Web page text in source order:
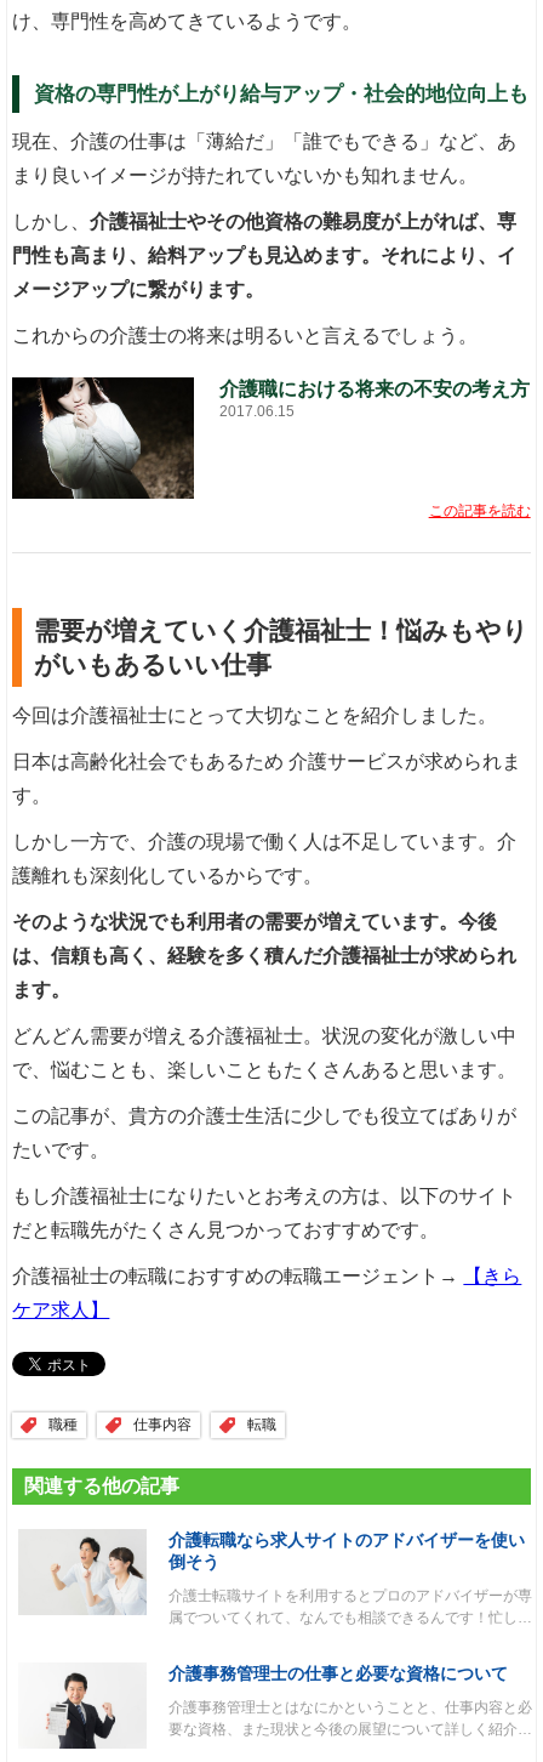
け、専門性を高めてきているようです。
資格の専門性が上がり給与アップ・社会的地位向上も
現在、介護の仕事は「薄給だ」「誰でもできる」など、あ
まり良いイメージが持たれていないかも知れません。
しかし、介護福祉士やその他資格の難易度が上がれば、専
門性も高まり、給料アップも見込めます。それにより、イ
メージアップに繋がります。
これからの介護士の将来は明るいと言えるでしょう。
介護職における将来の不安の考え方
2017.06.15
この記事を読む
需要が増えていく介護福祉士！悩みもやり
がいもあるいい仕事
今回は介護福祉士にとって大切なことを紹介しました。
日本は高齢化社会でもあるため 介護サービスが求められま
す。
しかし一方で、介護の現場で働く人は不足しています。介
護離れも深刻化しているからです。
そのような状況でも利用者の需要が増えています。今後
は、信頼も高く、経験を多く積んだ介護福祉士が求められ
ます。
どんどん需要が増える介護福祉士。状況の変化が激しい中
で、悩むことも、楽しいこともたくさんあると思います。
この記事が、貴方の介護士生活に少しでも役立てばありが
たいです。
もし介護福祉士になりたいとお考えの方は、以下のサイト
だと転職先がたくさん見つかっておすすめです。
介護福祉士の転職におすすめの転職エージェント→
【きら
ケア求人】
職種 仕事内容 転職
関連する他の記事
介護転職なら求人サイトのアドバイザーを使い
倒そう
介護士転職サイトを利用するとプロのアドバイザーが専
属でついてくれて、なんでも相談できるんです！忙し…
介護事務管理士の仕事と必要な資格について
介護事務管理士とはなにかということと、仕事内容と必
要な資格、また現状と今後の展望について詳しく紹介…